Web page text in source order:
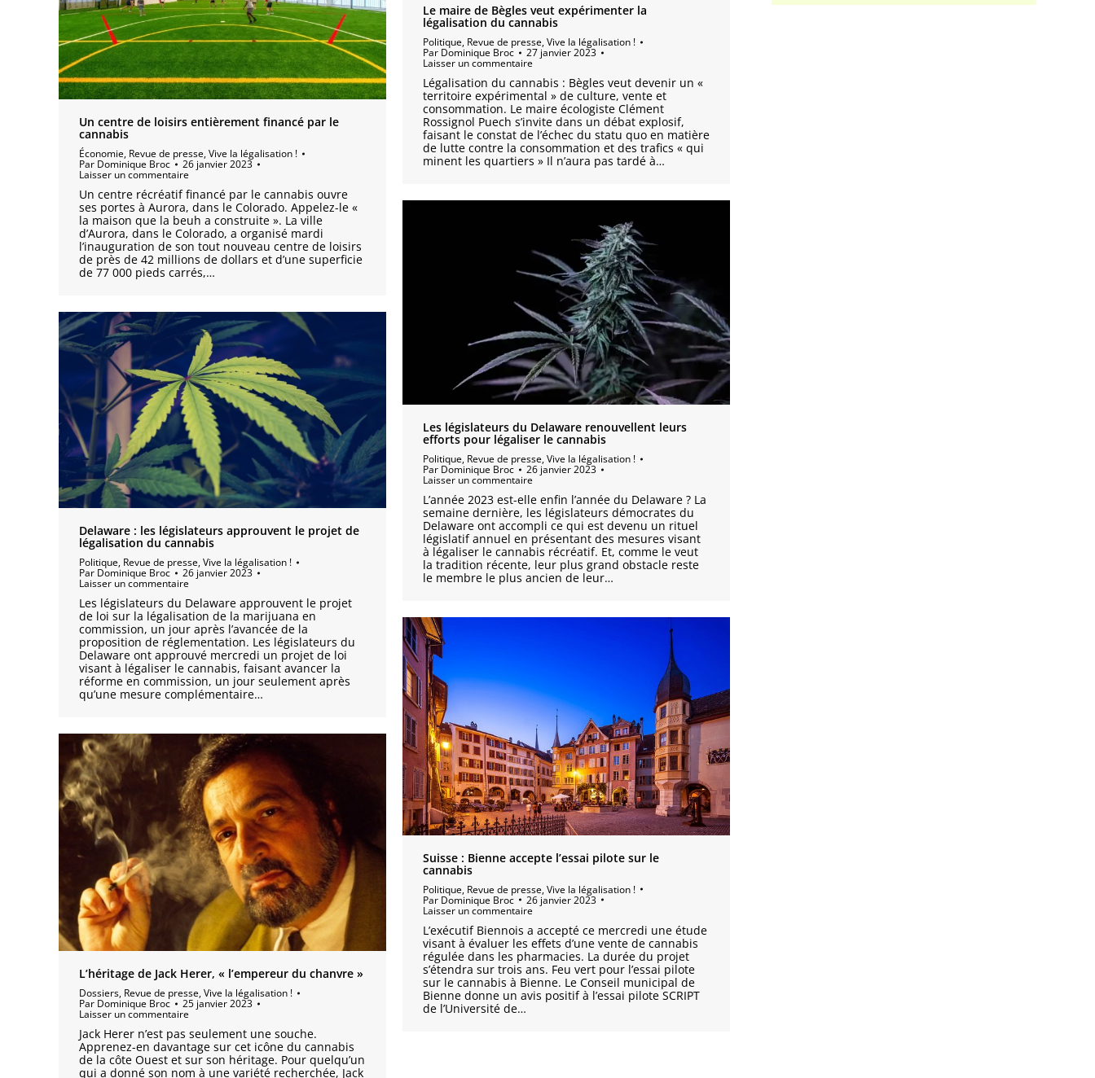
Le maire de Bègles veut expérimenter la
légalisation du cannabis
Politique, Revue de presse,Vive la légalisation !
Par Dominique Broc 27 janvier 2023
Laisser un commentaire
Légalisation du cannabis : Bègles veut devenir un «
territoire expérimental » de culture, vente et
consommation. Le maire écologiste Clément
Rossignol Puech s’invite dans un débat explosif,
faisant le constat de l’échec du statu quo en matière
de lutte contre la consommation et des trafics « qui
minent les quartiers » Il n’aura pas tardé à…
Un centre de loisirs entièrement financé par le
cannabis
Économie, Revue de presse,Vive la légalisation !
Par Dominique Broc 26 janvier 2023
Laisser un commentaire
Un centre récréatif financé par le cannabis ouvre
ses portes à Aurora, dans le Colorado. Appelez-le «
la maison que la beuh a construite ». La ville
d’Aurora, dans le Colorado, a organisé mardi
l’inauguration de son tout nouveau centre de loisirs
de près de 42 millions de dollars et d’une superficie
de 77 000 pieds carrés,…
Les législateurs du Delaware renouvellent leurs
efforts pour légaliser le cannabis
Politique, Revue de presse,Vive la légalisation !
Par Dominique Broc 26 janvier 2023
Laisser un commentaire
L’année 2023 est-elle enfin l’année du Delaware ? La
semaine dernière, les législateurs démocrates du
Delaware ont accompli ce qui est devenu un rituel
législatif annuel en présentant des mesures visant
à légaliser le cannabis récréatif. Et, comme le veut
la tradition récente, leur plus grand obstacle reste
le membre le plus ancien de leur…
Delaware : les législateurs approuvent le projet de
légalisation du cannabis
Politique, Revue de presse,Vive la légalisation !
Par Dominique Broc 26 janvier 2023
Laisser un commentaire
Les législateurs du Delaware approuvent le projet
de loi sur la légalisation de la marijuana en
commission, un jour après l’avancée de la
proposition de réglementation. Les législateurs du
Delaware ont approuvé mercredi un projet de loi
visant à légaliser le cannabis, faisant avancer la
réforme en commission, un jour seulement après
qu’une mesure complémentaire…
Suisse : Bienne accepte l’essai pilote sur le
cannabis
Politique, Revue de presse,Vive la légalisation !
Par Dominique Broc 26 janvier 2023
Laisser un commentaire
L’exécutif Biennois a accepté ce mercredi une étude
visant à évaluer les effets d’une vente de cannabis
régulée dans les pharmacies. La durée du projet
s’étendra sur trois ans. Feu vert pour l’essai pilote
sur le cannabis à Bienne. Le Conseil municipal de
Bienne donne un avis positif à l’essai pilote SCRIPT
de l’Université de…
L’héritage de Jack Herer, « l’empereur du chanvre »
Dossiers, Revue de presse,Vive la légalisation !
Par Dominique Broc 25 janvier 2023
Laisser un commentaire
Jack Herer n’est pas seulement une souche.
Apprenez-en davantage sur cet icône du cannabis
de la côte Ouest et sur son héritage. Pour quelqu’un
qui a donné son nom à une variété recherchée, Jack